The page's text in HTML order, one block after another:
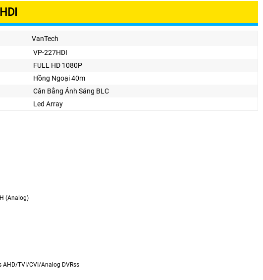
VanTech
VP-227HDI
FULL HD 1080P
Hồng Ngoại 40m
Cân Bằng Ánh Sáng BLC
Led Array
(Analog)
AHD/TVI/CVI/Analog DVRss